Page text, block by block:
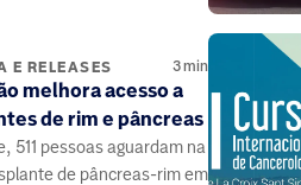
E RELEASES 3min
melhora acesso a
de rim e pâncreas
511 pessoas aguardam na
de pâncreas-rim em